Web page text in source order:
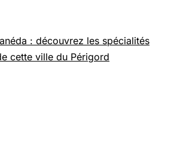
: découvrez les spécialités
cette ville du Périgord